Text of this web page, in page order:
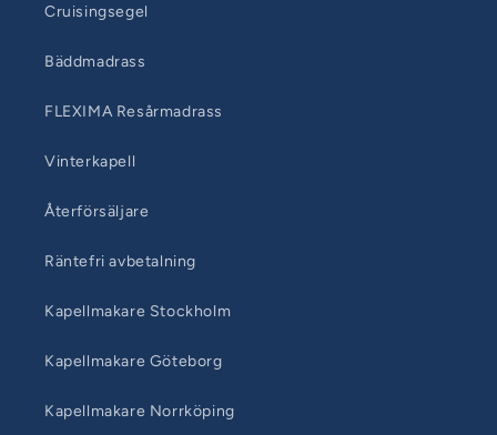
Cruisingsegel
Bäddmadrass
FLEXIMA Resårmadrass
Vinterkapell
Återförsäljare
Räntefri avbetalning
Kapellmakare Stockholm
Kapellmakare Göteborg
Kapellmakare Norrköping